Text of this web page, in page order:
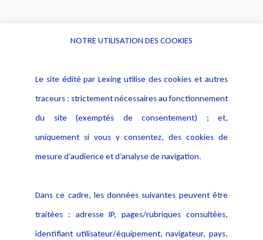
Alerte professionnelle
Déclaration d'accessibilité
Notice Légale
Politique de protection des
données
Publications
NOTRE UTILISATION DES COOKIES
Le site édité par Lexing utilise des cookies et autres
traceurs : strictement nécessaires au fonctionnement
du site (exemptés de consentement) ; et,
uniquement si vous y consentez, des cookies de
mesure d’audience et d’analyse de navigation.
Dans ce cadre, les données suivantes peuvent être
traitées : adresse IP, pages/rubriques consultées,
identifiant utilisateur/équipement, navigateur, pays,